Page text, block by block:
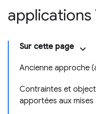
applications
Sur cette page
Ancienne approche
Contraintes et
apportées aux